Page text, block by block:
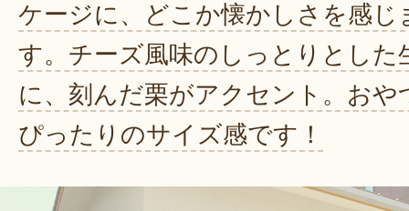
ケージに、どこか懐かしさを感じ
す。チーズ風味のしっとりとした
に、刻んだ栗がアクセント。おや
ぴったりのサイズ感です！